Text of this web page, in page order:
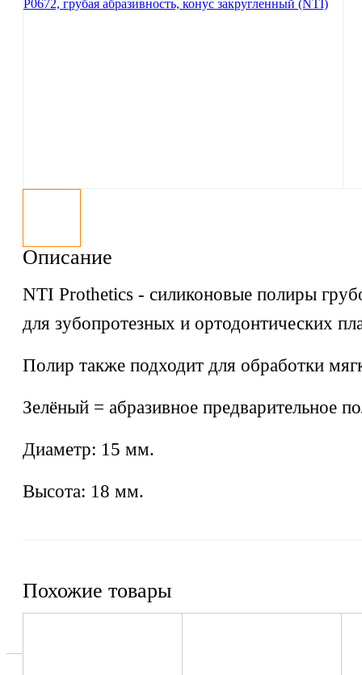
Описание
NTI Prothetics - силиконовые полиры
для зубопротезных и ортодонтических
Полир также подходит для обработки
Зелёный = абразивное предварительное
Диаметр: 15 мм.
Высота: 18 мм.
Похожие товары